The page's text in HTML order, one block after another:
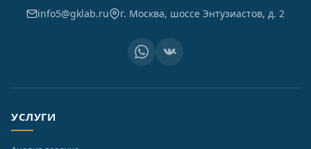
info5@gklab.ru г. Москва, шоссе Энтузиастов, д. 2
УСЛУГИ